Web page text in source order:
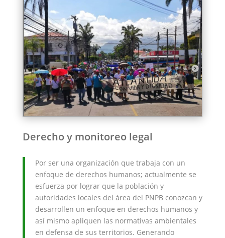
Derecho y monitoreo legal
Por ser una organización que trabaja con un
enfoque de derechos humanos; actualmente se
esfuerza por lograr que la población y
autoridades locales del área del PNPB conozcan y
desarrollen un enfoque en derechos humanos y
así mismo apliquen las normativas ambientales
en defensa de sus territorios. Generando